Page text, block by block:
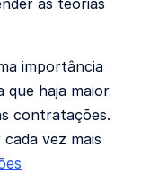
importância
que haja maior
contratações.
vez mais